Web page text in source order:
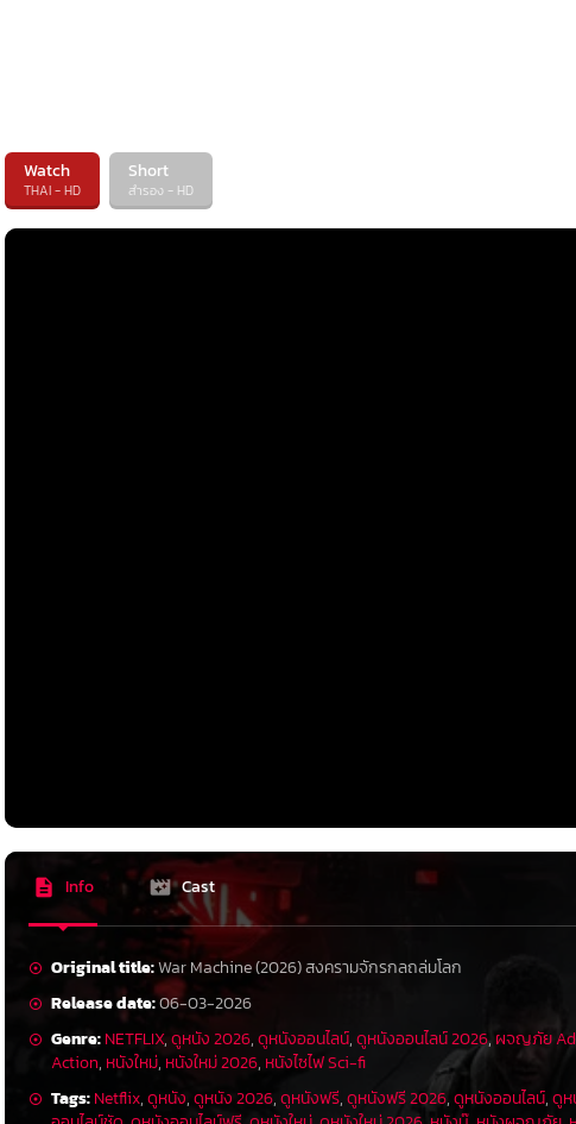
Watch
THAI - HD
Short
สำรอง - HD
Info Cast
Original title:War Machine (2026) สงครามจักรกลถล่มโลก
Release date:06-03-2026
Genre:NETFLIX,ดูหนัง 2026,ดูหนังออนไลน์,ดูหนังออนไลน์ 2026, ผจญภัย
Action, หนังใหม่, หนังใหม่ 2026, หนังไซไฟ Sci-fi
Tags:Netflix,ดูหนัง,ดูหนัง 2026,ดูหนังฟรี,ดูหนังฟรี 2026,ดูหนังออนไลน์,ดูห